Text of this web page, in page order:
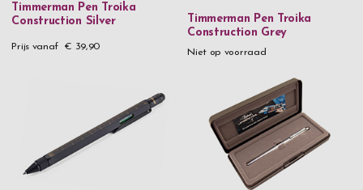
Timmerman Pen Troika
Construction Silver
Prijs vanaf € 39,90
Timmerman Pen Troika
Construction Grey
Niet op voorraad